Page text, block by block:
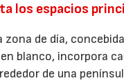
los espacios
zona de día,
blanco, incorpora
de una